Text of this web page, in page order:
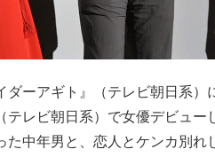
ダーアギト』（テレビ朝日系）
テレビ朝日系）で女優デビュー
た中年男と、恋人とケンカ別れ